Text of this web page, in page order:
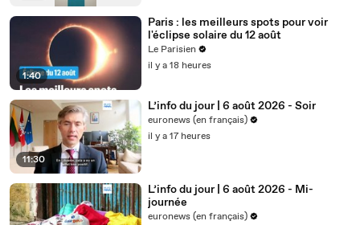
1:40
Paris : les meilleurs spots pour voir
l'éclipse solaire du 12 août
Le Parisien
il y a 18 heures
11:30
L’info du jour | 6 août 2026 - Soir
euronews (en français)
il y a 17 heures
L’info du jour | 6 août 2026 - Mi-
journée
euronews (en français)